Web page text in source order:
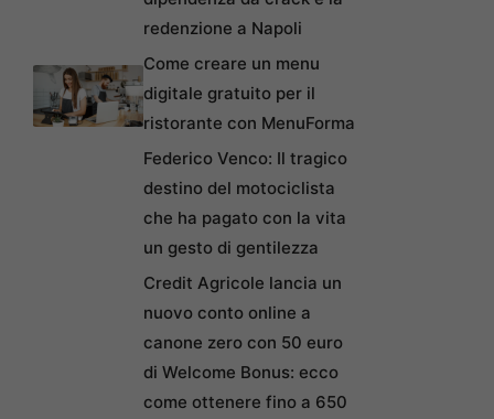
redenzione a Napoli
Come creare un menu
digitale gratuito per il
ristorante con MenuForma
Federico Venco: Il tragico
destino del motociclista
che ha pagato con la vita
un gesto di gentilezza
Credit Agricole lancia un
nuovo conto online a
canone zero con 50 euro
di Welcome Bonus: ecco
come ottenere fino a 650